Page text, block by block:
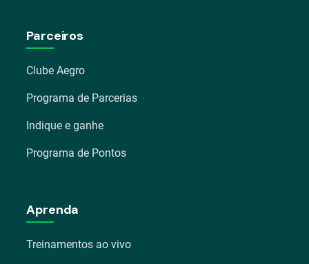
Parceiros
Clube Aegro
Programa de Parcerias
Indique e ganhe
Programa de Pontos
Aprenda
Treinamentos ao vivo